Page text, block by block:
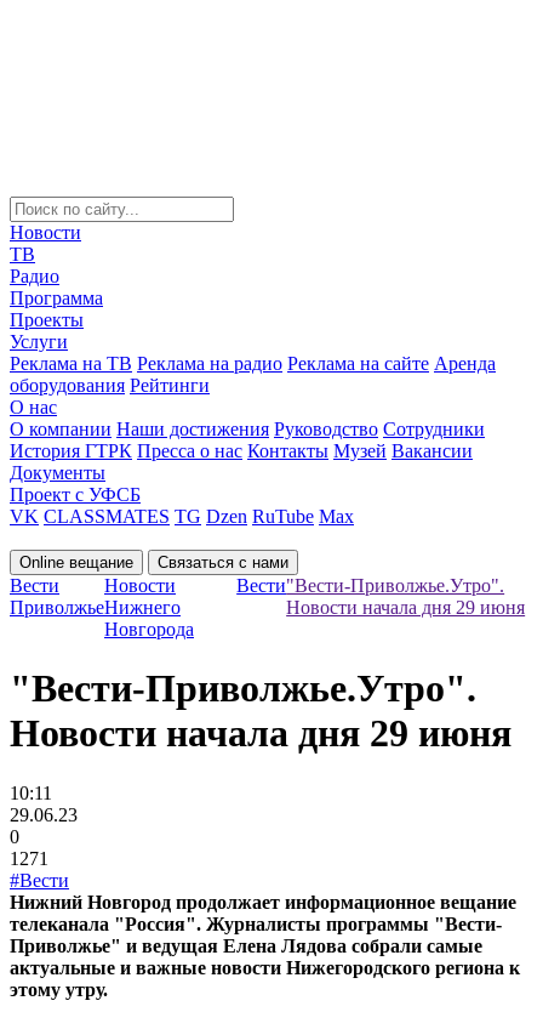
Новости
ТВ
Радио
Программа
Проекты
Услуги
Реклама на ТВ Реклама на радио Реклама на сайте Аренда
оборудования Рейтинги
О нас
О компании Наши достижения Руководство Сотрудники
История ГТРК Пресса о нас Контакты Музей Вакансии
Документы
Проект с УФСБ
VK CLASSMATES TG Dzen RuTube Max
Online вещание Связаться с нами
Вести
Приволжье
Новости
Нижнего
Новгорода
Вести"Вести-Приволжье.Утро".
Новости начала дня 29 июня
"Вести-Приволжье.Утро".
Новости начала дня 29 июня
10:11
29.06.23
0
1271
#Вести
Нижний Новгород продолжает информационное вещание
телеканала "Россия". Журналисты программы "Вести-
Приволжье" и ведущая Елена Лядова собрали самые
актуальные и важные новости Нижегородского региона к
этому утру.